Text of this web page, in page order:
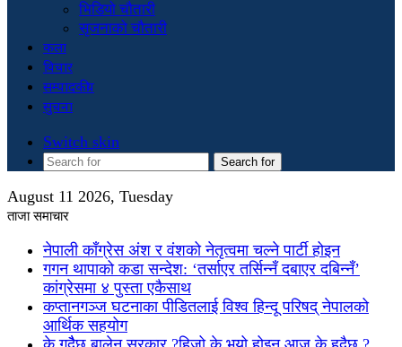
भिडियो चौतारी
सृजनाको चौतारी
कला
विचार
सम्पादकीय
सुचना
Switch skin
Search for
August 11 2026, Tuesday
ताजा समाचार
नेपाली काँग्रेस अंश र वंशको नेतृत्वमा चल्ने पार्टी होइन
गगन थापाको कडा सन्देश: ‘तर्साएर तर्सिन्नँ दबाएर दबिन्नँ’
कांग्रेसमा ४ पुस्ता एकैसाथ
कप्तानगञ्ज घटनाका पीडितलाई विश्व हिन्दू परिषद् नेपालको
आर्थिक सहयोग